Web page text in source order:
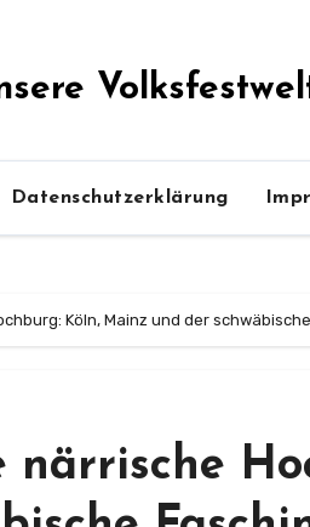
Datenschutzerklärung
Köln, Mainz und der
närrische